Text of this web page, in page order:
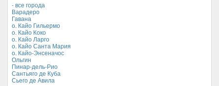
Италия
Камбоджа
Кипр
Куба *
Мальдивские острова
Мальта
Новая Зеландия
Объединенные Арабские Эмираты
Перу
Россия
Таиланд
Тунис
- все города
Варадеро
Гавана
о. Кайо Гильермо
о. Кайо Коко
о. Кайо Ларго
о. Кайо Санта Мария
о. Кайо-Энсеначос
Ольгин
Пинар-дель-Рио
Сантьяго де Куба
Сьего де Авила